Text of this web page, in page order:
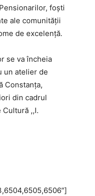
foști
ale comunității
de excelență.
se va încheia
un atelier de
Constanța,
din cadrul
Cultură ,,I.